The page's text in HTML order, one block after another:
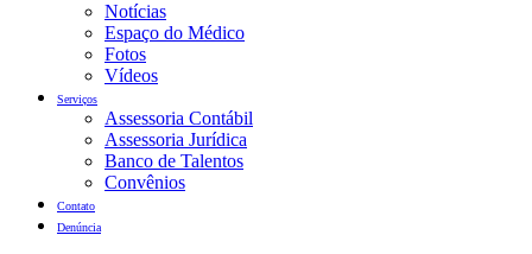
Notícias
Espaço do Médico
Fotos
Vídeos
Serviços
Assessoria Contábil
Assessoria Jurídica
Banco de Talentos
Convênios
Contato
Denúncia